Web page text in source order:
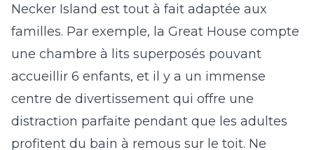
Necker Island est tout à fait adaptée aux
familles. Par exemple, la Great House compte
une chambre à lits superposés pouvant
accueillir 6 enfants, et il y a un immense
centre de divertissement qui offre une
distraction parfaite pendant que les adultes
profitent du bain à remous sur le toit. Ne